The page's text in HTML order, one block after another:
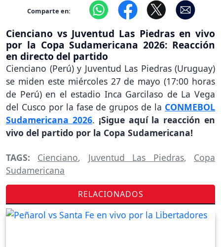
Comparte en:
Cienciano vs Juventud Las Piedras en vivo
por la Copa Sudamericana 2026: Reacción
en directo del partido
Cienciano (Perú) y Juventud Las Piedras (Uruguay)
se miden este miércoles 27 de mayo (17:00 horas
de Perú) en el estadio Inca Garcilaso de La Vega
del Cusco por la fase de grupos de la CONMEBOL
Sudamericana 2026. ¡Sigue aquí la reacción en
vivo del partido por la Copa Sudamericana!
TAGS: Cienciano, Juventud Las Piedras, Copa
Sudamericana
RELACIONADOS